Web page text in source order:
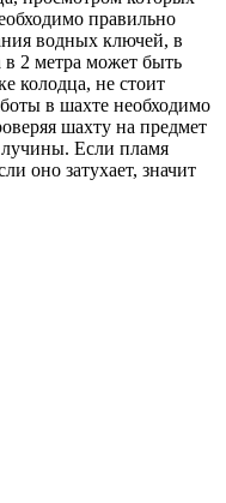
правильно
водных ключей, в
в 2 метра может быть
колодца, не стоит
в шахте необходимо
шахту на предмет
Если пламя
оно затухает, значит